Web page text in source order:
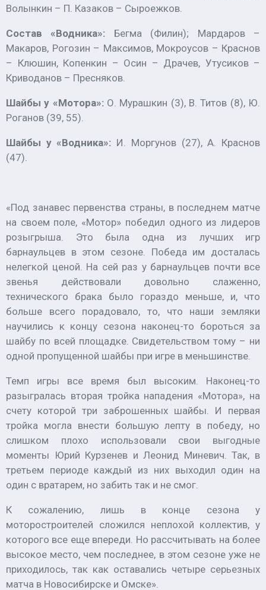
Волынкин – П. Казаков – Сыроежков.
Состав «Водника»: Бегма (Филин); Мардаров –
Макаров, Рогозин – Максимов, Мокроусов – Краснов
– Клюшин, Копенкин – Осин – Драчев, Утусиков –
Криводанов – Пресняков.
Шайбы у «Мотора»:О. Мурашкин (3), В. Титов (8), Ю.
Роганов (39, 55).
Шайбы у «Водника»: И. Моргунов (27), А. Краснов
(47).
«Под занавес первенства страны, в последнем матче
на своем поле, «Мотор» победил одного из лидеров
розыгрыша. Это была одна из лучших игр
барнаульцев в этом сезоне. Победа им досталась
нелегкой ценой. На сей раз у барнаульцев почти все
звенья действовали довольно слаженно,
технического брака было гораздо меньше, и, что
больше всего порадовало, то, что наши земляки
научились к концу сезона наконец-то бороться за
шайбу по всей площадке. Свидетельством тому – ни
одной пропущенной шайбы при игре в меньшинстве.
Темп игры все время был высоким. Наконец-то
разыгралась вторая тройка нападения «Мотора», на
счету которой три заброшенных шайбы. И первая
тройка могла внести большую лепту в победу, но
слишком плохо использовали свои выгодные
моменты Юрий Курзенев и Леонид Миневич. Так, в
третьем периоде каждый из них выходил один на
один с вратарем, но забить так и не смог.
К сожалению, лишь в конце сезона у
моторостроителей сложился неплохой коллектив, у
которого все еще впереди. Но рассчитывать на более
высокое место, чем последнее, в этом сезоне уже не
приходилось, так как оставались четыре серьезных
матча в Новосибирске и Омске».